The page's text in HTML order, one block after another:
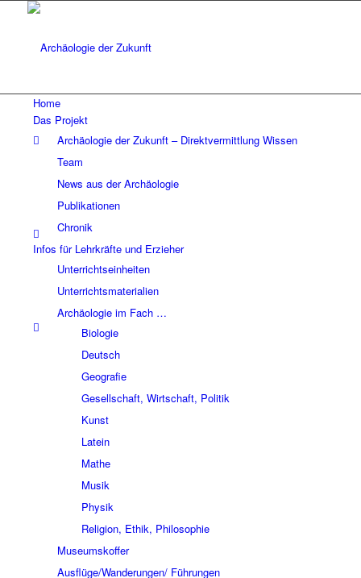
Home
Das Projekt
Archäologie der Zukunft – Direktvermittlung Wissen
Team
News aus der Archäologie
Publikationen
Chronik
Infos für Lehrkräfte und Erzieher
Unterrichtseinheiten
Unterrichtsmaterialien
Archäologie im Fach …
Biologie
Deutsch
Geografie
Gesellschaft, Wirtschaft, Politik
Kunst
Latein
Mathe
Musik
Physik
Religion, Ethik, Philosophie
Museumskoffer
Ausflüge/Wanderungen/ Führungen